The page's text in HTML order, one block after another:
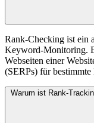
Rank-Checking ist ein
Keyword-Monitoring.
Webseiten einer
(SERPs) für
Warum ist Rank-